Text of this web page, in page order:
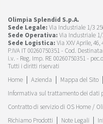
Olimpia Splendid S.p.A.
Sede Legale: Via Industriale 1/3
Sede Operativa: Via Industriale
Sede Logistica: Via XXV Aprile,
P.IVA IT 00260750351 - Cod.
i.v. - Reg. Imp. RE 00260750351 -
Tutti i diritti riservati
Home
Azienda Mappa del Sito
Informativa sul trattamento dei dati
Contratto di servizio di OS Home /
Richiamo Prodotti
Note Legali